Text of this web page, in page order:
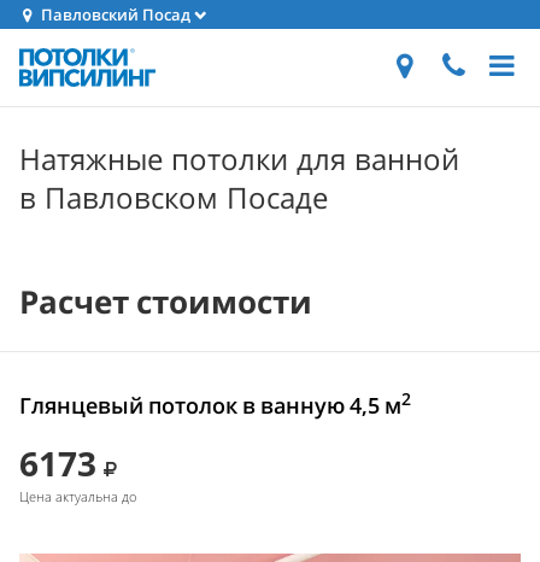
Павловский Посад
Натяжные потолки для ванной
в Павловском Посаде
Расчет стоимости
Глянцевый потолок в ванную 4,5 м2
6173
Цена актуальна до